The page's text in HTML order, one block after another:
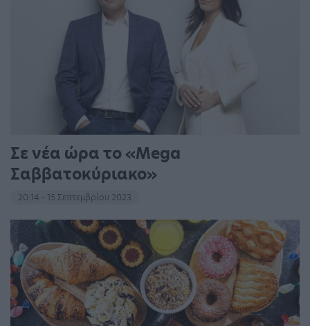
Σε νέα ώρα το «Mega
Σαββατοκύριακο»
20:14 - 15 Σεπτεμβρίου 2023